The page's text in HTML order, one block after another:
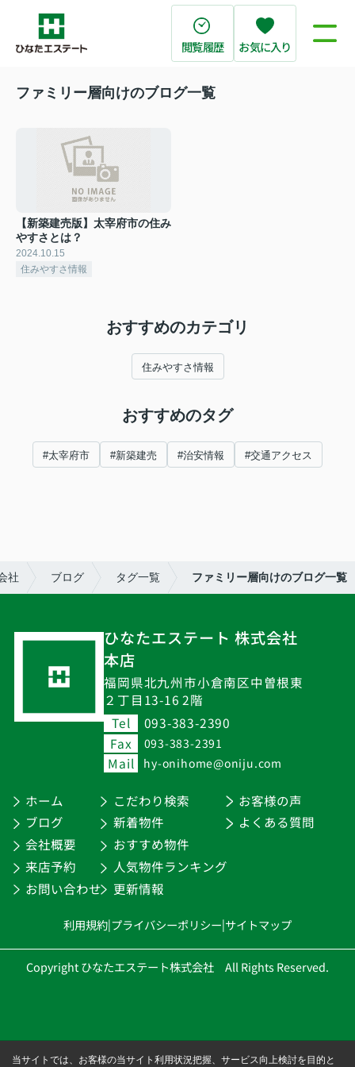
閲覧履歴 お気に入り
ファミリー層向けのブログ一覧
【新築建売版】太宰府市の住み
やすさとは？
2024.10.15
住みやすさ情報
おすすめのカテゴリ
住みやすさ情報
おすすめのタグ
#太宰府市 #新築建売 #治安情報 #交通アクセス
社 ブログ タグ一覧 ファミリー層向けのブログ一覧
ひなたエステート 株式会社
本店
福岡県北九州市小倉南区中曽根東
２丁目13-16 2階
Tel
093-383-2390
Fax
093-383-2391
Mail hy-onihome@oniju.com
ホーム
ブログ
会社概要
来店予約
お問い合わせ
こだわり検索
新着物件
おすすめ物件
人気物件ランキング
更新情報
お客様の声
よくある質問
利用規約|プライバシーポリシー|サイトマップ
Copyright ひなたエステート株式会社 All Rights Reserved.
当サイトでは、お客様の当サイト利用状況把握、サービス向上検討を目的と